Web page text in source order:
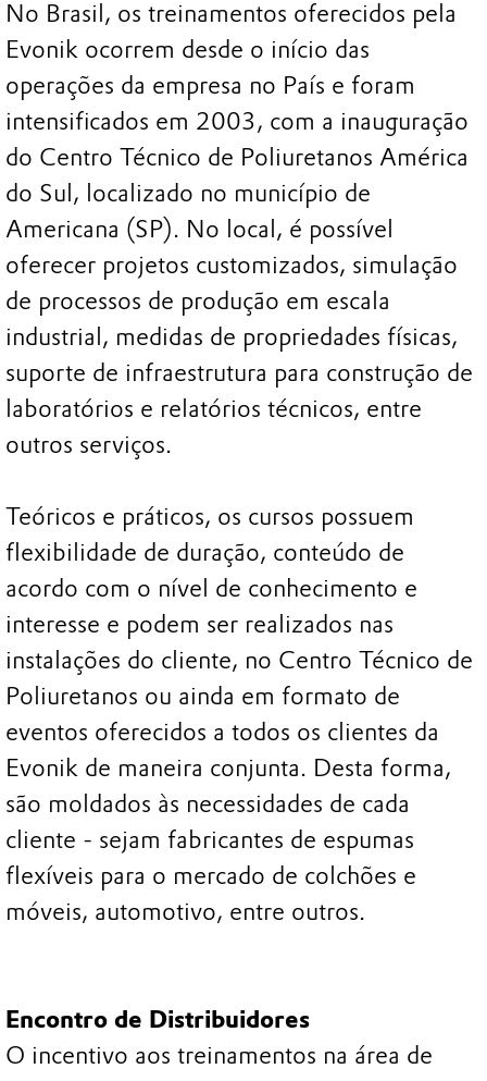
No Brasil, os treinamentos oferecidos pela
Evonik ocorrem desde o início das
operações da empresa no País e foram
intensificados em 2003, com a inauguração
do Centro Técnico de Poliuretanos América
do Sul, localizado no município de
Americana (SP). No local, é possível
oferecer projetos customizados, simulação
de processos de produção em escala
industrial, medidas de propriedades físicas,
suporte de infraestrutura para construção de
laboratórios e relatórios técnicos, entre
outros serviços.
Teóricos e práticos, os cursos possuem
flexibilidade de duração, conteúdo de
acordo com o nível de conhecimento e
interesse e podem ser realizados nas
instalações do cliente, no Centro Técnico de
Poliuretanos ou ainda em formato de
eventos oferecidos a todos os clientes da
Evonik de maneira conjunta. Desta forma,
são moldados às necessidades de cada
cliente - sejam fabricantes de espumas
flexíveis para o mercado de colchões e
móveis, automotivo, entre outros.
Encontro de Distribuidores
O incentivo aos treinamentos na área de